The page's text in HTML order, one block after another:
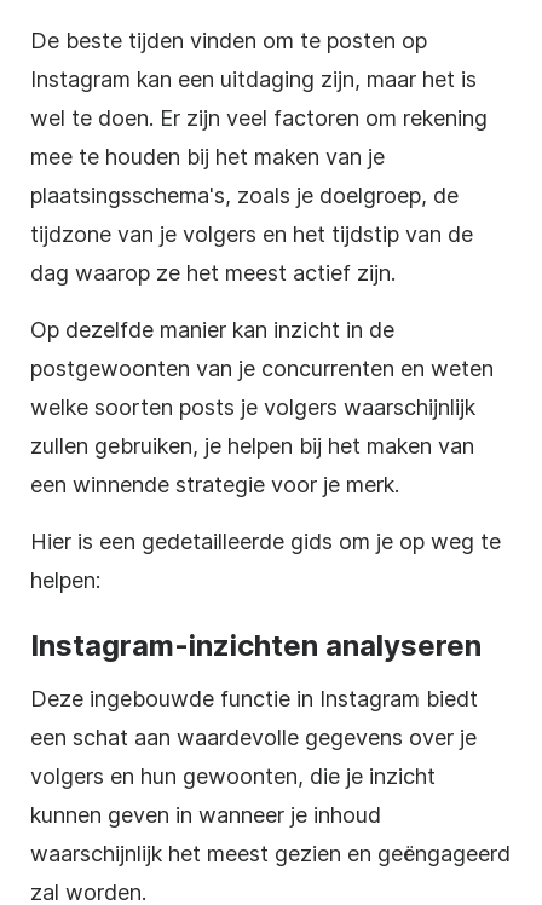
De beste tijden vinden om te posten op
Instagram kan een uitdaging zijn, maar het is
wel te doen. Er zijn veel factoren om rekening
mee te houden bij het maken van je
plaatsingsschema's, zoals je doelgroep, de
tijdzone van je volgers en het tijdstip van de
dag waarop ze het meest actief zijn.
Op dezelfde manier kan inzicht in de
postgewoonten van je concurrenten en weten
welke soorten posts je volgers waarschijnlijk
zullen gebruiken, je helpen bij het maken van
een winnende strategie voor je merk.
Hier is een gedetailleerde gids om je op weg te
helpen:
Instagram-inzichten analyseren
Deze ingebouwde functie in Instagram biedt
een schat aan waardevolle gegevens over je
volgers en hun gewoonten, die je inzicht
kunnen geven in wanneer je inhoud
waarschijnlijk het meest gezien en geëngageerd
zal worden.